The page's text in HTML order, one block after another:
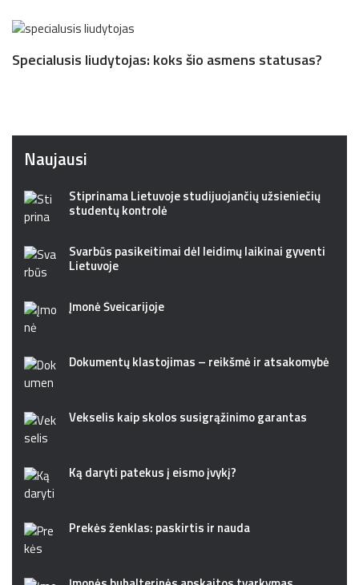
Specialusis liudytojas: koks šio asmens statusas?
Naujausi
Stiprinama Lietuvoje studijuojančių užsieniečių
studentų kontrolė
Svarbūs pasikeitimai dėl leidimų laikinai gyventi
Lietuvoje
Įmonė Šveicarijoje
Dokumentų klastojimas – reikšmė ir atsakomybė
Vekselis kaip skolos susigrąžinimo garantas
Ką daryti patekus į eismo įvykį?
Prekės ženklas: paskirtis ir nauda